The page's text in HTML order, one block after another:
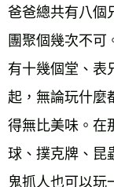
爸爸總共有八個
團聚個幾次不可
有十幾個堂、表
起，無論玩什麼
得無比美味。在
球、撲克牌、昆
鬼抓人也可以玩